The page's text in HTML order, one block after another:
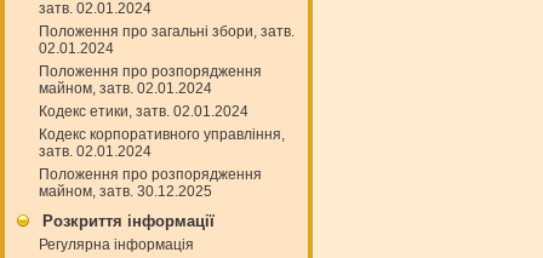
затв. 02.01.2024
Положення про загальні збори, затв.
02.01.2024
Положення про розпорядження
майном, затв. 02.01.2024
Кодекс етики, затв. 02.01.2024
Кодекс корпоративного управління,
затв. 02.01.2024
Положення про розпорядження
майном, затв. 30.12.2025
Розкриття інформації
Регулярна інформація